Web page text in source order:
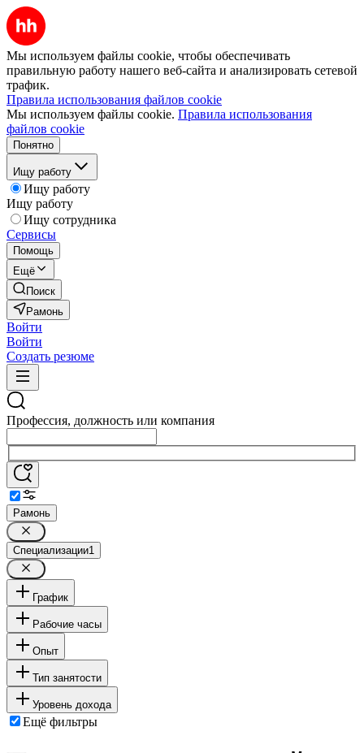
Мы используем файлы cookie, чтобы обеспечивать
правильную работу нашего веб-сайта и анализировать сетевой
трафик.
Правила использования файлов cookie
Мы используем файлы cookie. Правила использования
файлов cookie
Понятно
Ищу работу
Ищу работу
Ищу работу
Ищу сотрудника
Сервисы
Помощь
Ещё
Поиск
Рамонь
Войти
Войти
Создать резюме
Профессия, должность или компания
Рамонь
Специализации1
График
Рабочие часы
Опыт
Тип занятости
Уровень дохода
Ещё фильтры